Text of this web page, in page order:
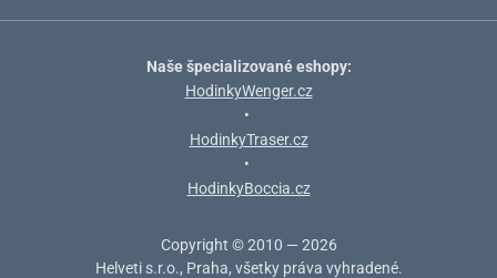
Naše špecializované eshopy:
HodinkyWenger.cz
•
HodinkyTraser.cz
•
HodinkyBoccia.cz
Copyright © 2010 — 2026
Helveti s.r.o., Praha, všetky práva vyhradené.